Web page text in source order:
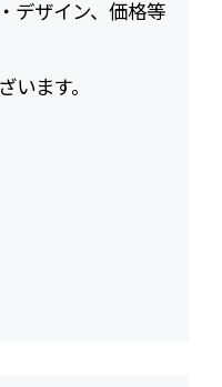
デザイン、価格等
ます。